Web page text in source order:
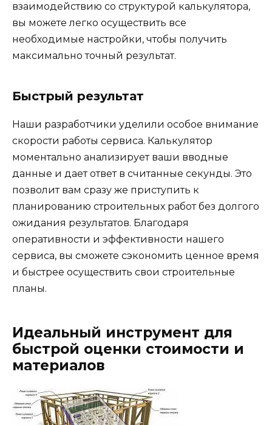
взаимодействию со структурой калькулятора,
вы можете легко осуществить все
необходимые настройки, чтобы получить
максимально точный результат.
Быстрый результат
Наши разработчики уделили особое внимание
скорости работы сервиса. Калькулятор
моментально анализирует ваши вводные
данные и дает ответ в считанные секунды. Это
позволит вам сразу же приступить к
планированию строительных работ без долгого
ожидания результатов. Благодаря
оперативности и эффективности нашего
сервиса, вы сможете сэкономить ценное время
и быстрее осуществить свои строительные
планы.
Идеальный инструмент для
быстрой оценки стоимости и
материалов